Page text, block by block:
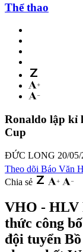
Thể thao
Ronaldo lập kỉ
Cup
ĐỨC LONG 20/
Theo dõi Báo Văn
Chia sẻ
VHO - HLV
thức công
đội tuyển